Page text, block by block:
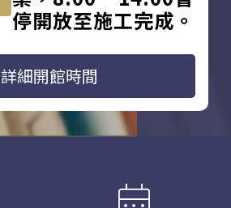
停開放至施工完成。
詳細開館時間